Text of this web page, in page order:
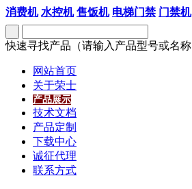
消费机 水控机 售饭机 电梯门禁 门禁机
快速寻找产品（请输入产品型号或名称
网站首页
关于荣士
产品展示
技术文档
产品定制
下载中心
诚征代理
联系方式